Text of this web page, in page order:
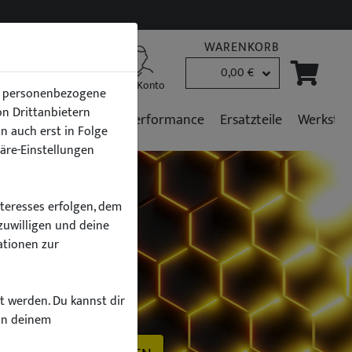
B2B Kunden Mein Konto
WARENKORB
0,00 €
Fahrzeugpflege Performance Ersatzteile
Drittanbietern
auch erst in Folge
Einstellungen
erfolgen, dem
und deine
zur
werden. Du kannst dir
deinem